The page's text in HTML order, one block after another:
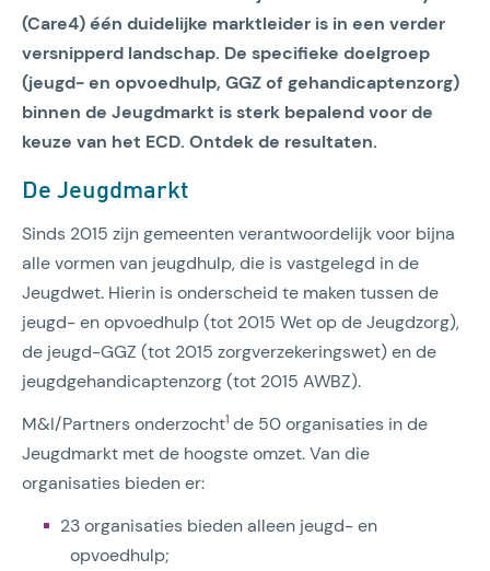
(Care4) één duidelijke marktleider is in een verder
versnipperd landschap. De specifieke doelgroep
(jeugd- en opvoedhulp, GGZ of gehandicaptenzorg)
binnen de Jeugdmarkt is sterk bepalend voor de
keuze van het ECD. Ontdek de resultaten.
De Jeugdmarkt
Sinds 2015 zijn gemeenten verantwoordelijk voor bijna
alle vormen van jeugdhulp, die is vastgelegd in de
Jeugdwet. Hierin is onderscheid te maken tussen de
jeugd- en opvoedhulp (tot 2015 Wet op de Jeugdzorg),
de jeugd-GGZ (tot 2015 zorgverzekeringswet) en de
jeugdgehandicaptenzorg (tot 2015 AWBZ).
M&I/Partners onderzocht1 de 50 organisaties in de
Jeugdmarkt met de hoogste omzet. Van die
organisaties bieden er:
23 organisaties bieden alleen jeugd- en
opvoedhulp;